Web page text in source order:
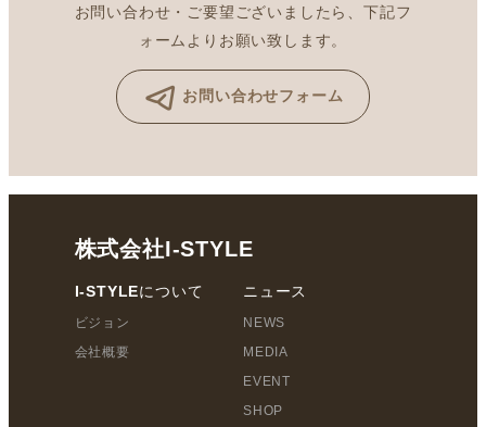
お問い合わせ・ご要望ございましたら、下記フ
ォームよりお願い致します。
お問い合わせフォーム
株式会社I-STYLE
I-STYLEについて
ビジョン
会社概要
ニュース
NEWS
MEDIA
EVENT
SHOP